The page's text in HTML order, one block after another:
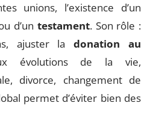
unions, l’existence d’un
d’un testament. Son rôle :
ajuster ladonation au
évolutions de la vie,
divorce, changement de
permet d’éviter bien des